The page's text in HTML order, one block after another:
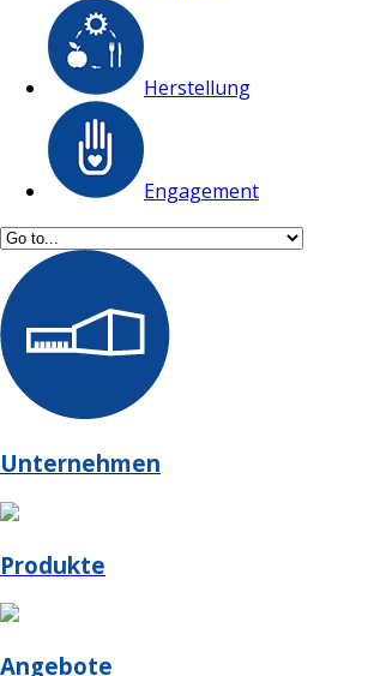
Herstellung
Engagement
Unternehmen
Produkte
Angebote